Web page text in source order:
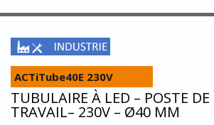
ACTiTube40E 230V
TUBULAIRE À LED – POSTE DE
TRAVAIL– 230V – Ø40 MM